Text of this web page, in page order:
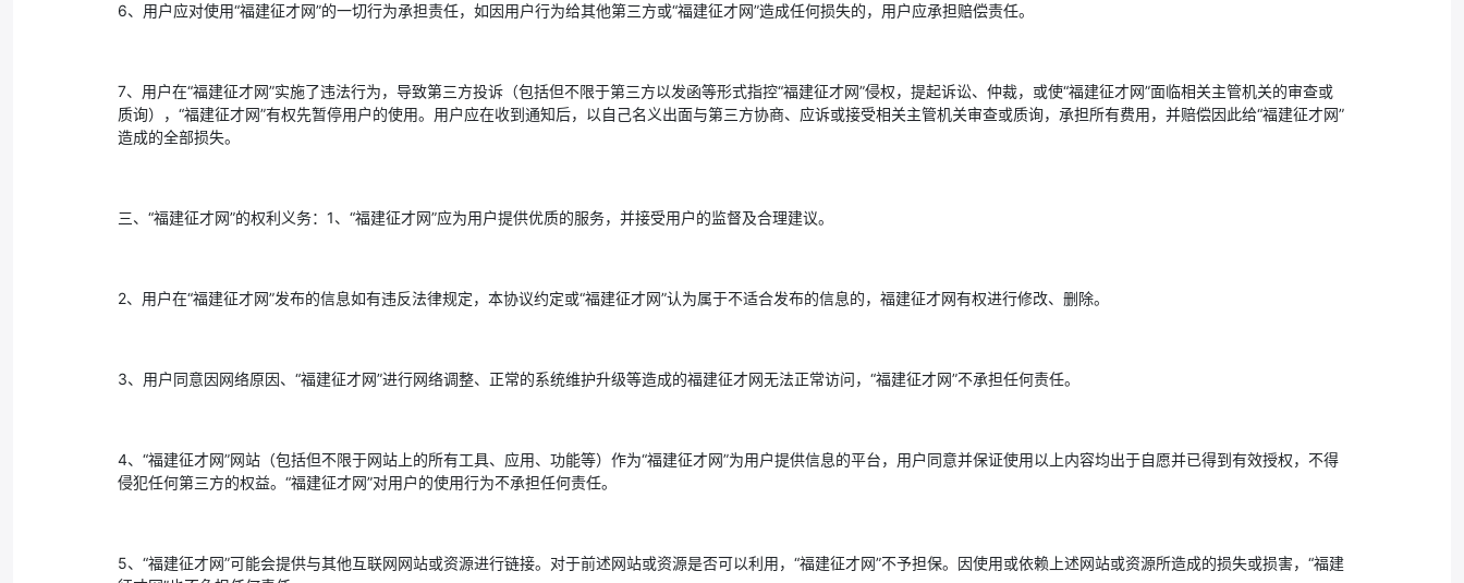
6、用户应对使用“福建征才网”的一切行为承担责任，如因用户行为给其他第三方或“福建征才网”造成任何损失的，用户应承担赔偿责任。
7、用户在“福建征才网”实施了违法行为，导致第三方投诉（包括但不限于第三方以发函等形式指控“福建征才网”侵权，提起诉讼、仲裁，或使“福建征才网”面临相关主管机关的审查或
质询），“福建征才网”有权先暂停用户的使用。用户应在收到通知后，以自己名义出面与第三方协商、应诉或接受相关主管机关审查或质询，承担所有费用，并赔偿因此给“福建征才网”
造成的全部损失。
三、“福建征才网”的权利义务：1、“福建征才网”应为用户提供优质的服务，并接受用户的监督及合理建议。
2、用户在“福建征才网”发布的信息如有违反法律规定，本协议约定或“福建征才网”认为属于不适合发布的信息的，福建征才网有权进行修改、删除。
3、用户同意因网络原因、“福建征才网”进行网络调整、正常的系统维护升级等造成的福建征才网无法正常访问，“福建征才网”不承担任何责任。
4、“福建征才网”网站（包括但不限于网站上的所有工具、应用、功能等）作为“福建征才网”为用户提供信息的平台，用户同意并保证使用以上内容均出于自愿并已得到有效授权，不得
侵犯任何第三方的权益。“福建征才网”对用户的使用行为不承担任何责任。
5、“福建征才网”可能会提供与其他互联网网站或资源进行链接。对于前述网站或资源是否可以利用，“福建征才网”不予担保。因使用或依赖上述网站或资源所造成的损失或损害，“福建